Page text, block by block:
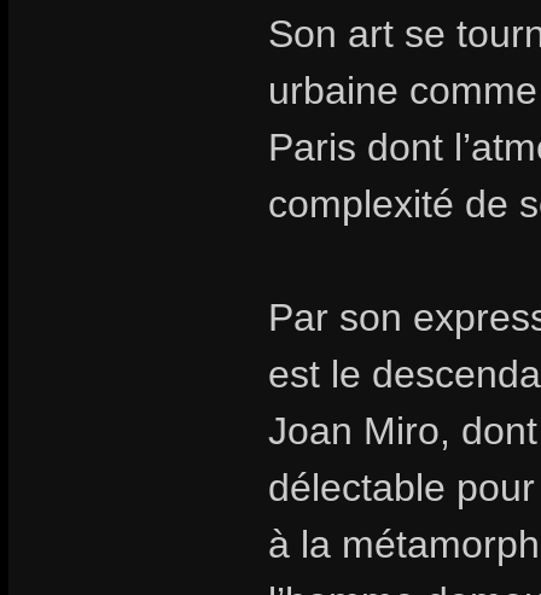
Son art se
urbaine
Paris dont
complexité de
Par son
est le
Joan Miro,
délectable
à la